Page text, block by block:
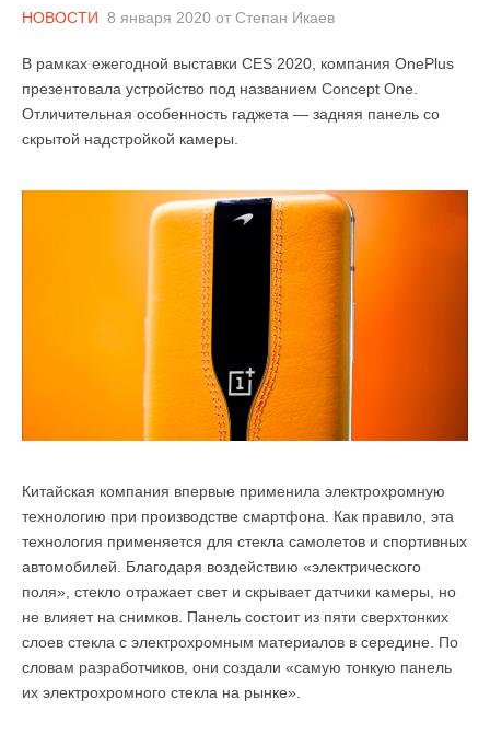
НОВОСТИ 8 января 2020 от Степан Икаев
В рамках ежегодной выставки CES 2020, компания OnePlus
презентовала устройство под названием Concept One.
Отличительная особенность гаджета — задняя панель со
скрытой надстройкой камеры.
Китайская компания впервые применила электрохромную
технологию при производстве смартфона. Как правило, эта
технология применяется для стекла самолетов и спортивных
автомобилей. Благодаря воздействию «электрического
поля», стекло отражает свет и скрывает датчики камеры, но
не влияет на снимков. Панель состоит из пяти сверхтонких
слоев стекла с электрохромным материалов в середине. По
словам разработчиков, они создали «самую тонкую панель
их электрохромного стекла на рынке».